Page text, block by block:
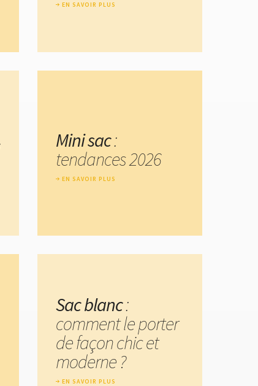
EN SAVOIR PLUS
Mini sac:
tendances 2026
EN SAVOIR PLUS
Sac blanc:
comment le porter
de façon chic et
moderne ?
EN SAVOIR PLUS